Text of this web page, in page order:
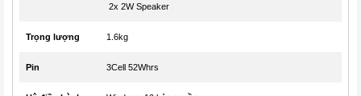
2x 2W Speaker
Trọng lượng 1.6kg
Pin 3Cell 52Whrs